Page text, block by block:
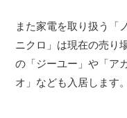
また家電を取り扱う「
ニクロ」は現在の売り
の「ジーユー」や「ア
オ」なども入居します。